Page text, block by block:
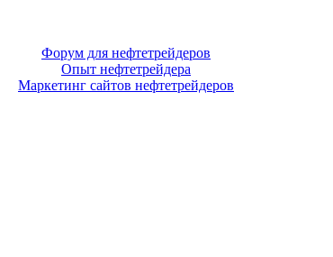
Форум для нефтетрейдеров
Опыт нефтетрейдера
Маркетинг сайтов нефтетрейдеров